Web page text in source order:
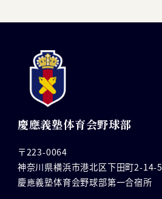
慶應義塾体育会野球部
〒223-0064
神奈川県横浜市港北区下田町2-14-5
慶應義塾体育会野球部第一合宿所